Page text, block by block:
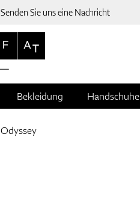
Senden Sie uns eine Nachricht
Bekleidung Handschuhe
Odyssey